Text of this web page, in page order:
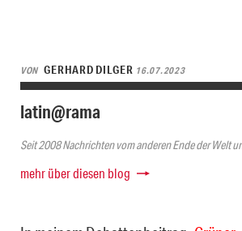
VON GERHARD DILGER 16.07.2023
latin@rama
Seit 2008 Nachrichten vom anderen Ende der Welt
mehr über diesen blog